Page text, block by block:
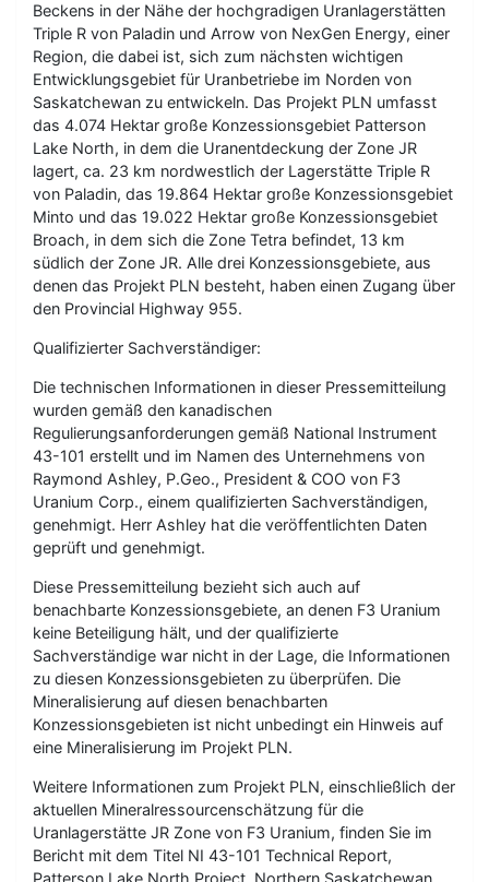
Beckens in der Nähe der hochgradigen Uranlagerstätten
Triple R von Paladin und Arrow von NexGen Energy, einer
Region, die dabei ist, sich zum nächsten wichtigen
Entwicklungsgebiet für Uranbetriebe im Norden von
Saskatchewan zu entwickeln. Das Projekt PLN umfasst
das 4.074 Hektar große Konzessionsgebiet Patterson
Lake North, in dem die Uranentdeckung der Zone JR
lagert, ca. 23 km nordwestlich der Lagerstätte Triple R
von Paladin, das 19.864 Hektar große Konzessionsgebiet
Minto und das 19.022 Hektar große Konzessionsgebiet
Broach, in dem sich die Zone Tetra befindet, 13 km
südlich der Zone JR. Alle drei Konzessionsgebiete, aus
denen das Projekt PLN besteht, haben einen Zugang über
den Provincial Highway 955.
Qualifizierter Sachverständiger:
Die technischen Informationen in dieser Pressemitteilung
wurden gemäß den kanadischen
Regulierungsanforderungen gemäß National Instrument
43-101 erstellt und im Namen des Unternehmens von
Raymond Ashley, P.Geo., President & COO von F3
Uranium Corp., einem qualifizierten Sachverständigen,
genehmigt. Herr Ashley hat die veröffentlichten Daten
geprüft und genehmigt.
Diese Pressemitteilung bezieht sich auch auf
benachbarte Konzessionsgebiete, an denen F3 Uranium
keine Beteiligung hält, und der qualifizierte
Sachverständige war nicht in der Lage, die Informationen
zu diesen Konzessionsgebieten zu überprüfen. Die
Mineralisierung auf diesen benachbarten
Konzessionsgebieten ist nicht unbedingt ein Hinweis auf
eine Mineralisierung im Projekt PLN.
Weitere Informationen zum Projekt PLN, einschließlich der
aktuellen Mineralressourcenschätzung für die
Uranlagerstätte JR Zone von F3 Uranium, finden Sie im
Bericht mit dem Titel NI 43-101 Technical Report,
Patterson Lake North Project, Northern Saskatchewan,